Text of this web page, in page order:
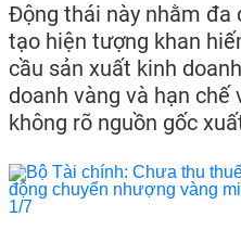
Động thái này nhằm đa
tạo hiện tượng khan
cầu sản xuất kinh
doanh vàng và hạn chế
không rõ nguồn gốc